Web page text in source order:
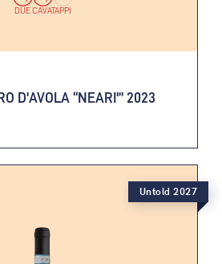
DUE CAVATAPPI
D'AVOLA “NEARI'” 2023
Untold 2027